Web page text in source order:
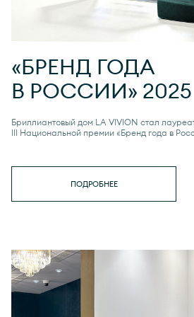
«БРЕНД ГОДА
В РОССИИ» 2025
Бриллиантовый дом LA VIVION стал
III Национальной премии «Бренд года в
ПОДРОБНЕЕ